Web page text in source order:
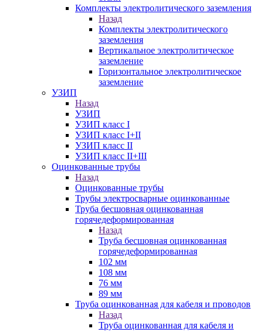
Комплекты электролитического заземления
Назад
Комплекты электролитического
заземления
Вертикальное электролитическое
заземление
Горизонтальное электролитическое
заземление
УЗИП
Назад
УЗИП
УЗИП класс I
УЗИП класс I+II
УЗИП класс II
УЗИП класс II+III
Оцинкованные трубы
Назад
Оцинкованные трубы
Трубы электросварные оцинкованные
Труба бесшовная оцинкованная
горячедеформированная
Назад
Труба бесшовная оцинкованная
горячедеформированная
102 мм
108 мм
76 мм
89 мм
Труба оцинкованная для кабеля и проводов
Назад
Труба оцинкованная для кабеля и